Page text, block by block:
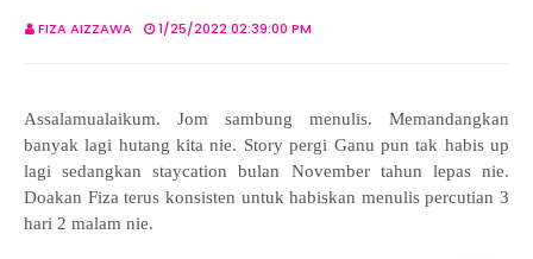
FIZA AIZZAWA 1/25/2022 02:39:00 PM
Assalamualaikum. Jom sambung menulis. Memandangkan
banyak lagi hutang kita nie. Story pergi Ganu pun tak habis up
lagi sedangkan staycation bulan November tahun lepas nie.
Doakan Fiza terus konsisten untuk habiskan menulis percutian 3
hari 2 malam nie.